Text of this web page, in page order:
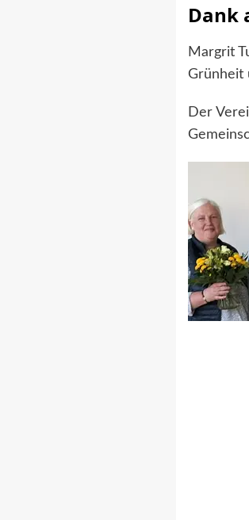
Dank
Margrit
Grünheit
Der